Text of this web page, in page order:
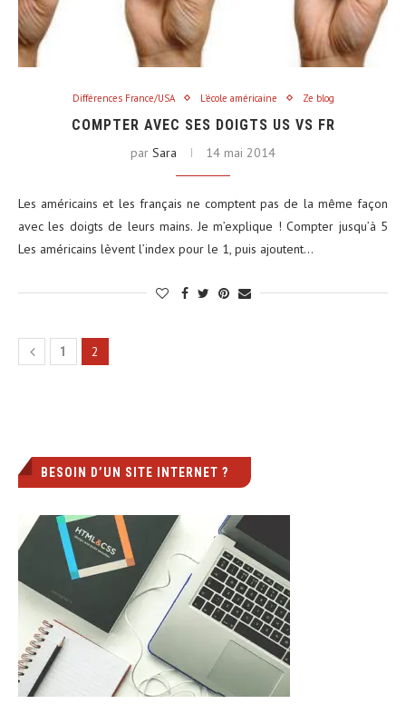
Différences France/USA L'école américaine Ze blog
COMPTER AVEC SES DOIGTS US VS FR
par Sara 14 mai 2014
Les américains et les français ne comptent pas de la même façon
avec les doigts de leurs mains. Je m’explique ! Compter jusqu’à 5
Les américains lèvent l’index pour le 1, puis ajoutent…
1 2
BESOIN D’UN SITE INTERNET ?